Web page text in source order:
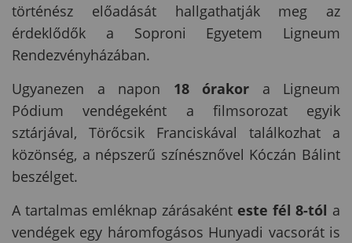
történész előadását hallgathatják meg az
érdeklődők a Soproni Egyetem Ligneum
Rendezvényházában.
Ugyanezen a napon 18 órakor a Ligneum
Pódium vendégeként a filmsorozat egyik
sztárjával, Törőcsik Franciskával találkozhat a
közönség, a népszerű színésznővel Kóczán Bálint
beszélget.
A tartalmas emléknap zárásaként este fél 8-tól a
vendégek egy háromfogásos Hunyadi vacsorát is